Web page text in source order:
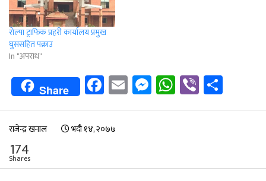
रोल्पा ट्राफिक प्रहरी कार्यालय प्रमुख
घुससहित पक्राउ
In "अपराध"
Share Facebook
EmailMessenger
WhatsApp
Viber
राजेन्द्र खनाल भदौ १४, २०७७
174
Shares